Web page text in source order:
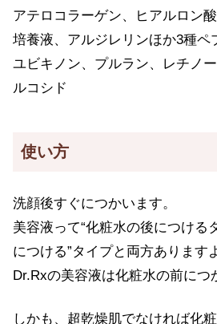
アテロコラーゲン、ヒアルロン
培養液、アルジレリンほか3種ペ
ユビキノン、プルラン、レチノ
ルコシド
使い方
洗顔後すぐにつかいます。
美容液って“化粧水の後につける
につける”タイプと両方あります
Dr.Rxの美容液は化粧水の前につ
しかも、超乾燥肌でなければ化